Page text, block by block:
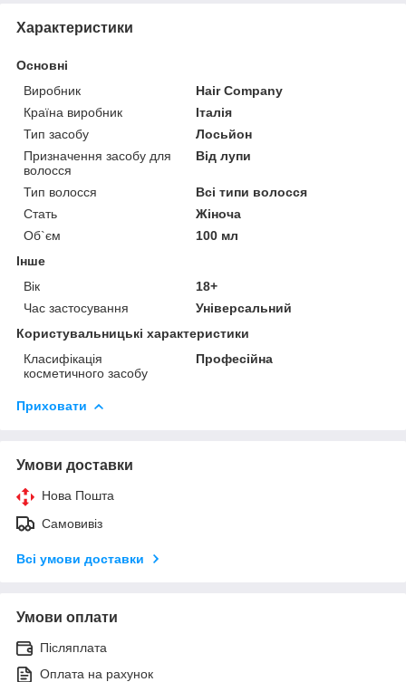
Характеристики
Основні
Виробник
Hair Company
Країна виробник
Італія
Тип засобу
Лосьйон
Призначення засобу для
волосся
Від лупи
Тип волосся
Всі типи волосся
Стать
Жіноча
Об`єм
100 мл
Інше
Вік
18+
Час застосування
Універсальний
Користувальницькі характеристики
Класифікація
косметичного засобу
Професійна
Приховати
Умови доставки
Нова Пошта
Самовивіз
Всі умови доставки
Умови оплати
Післяплата
Оплата на рахунок